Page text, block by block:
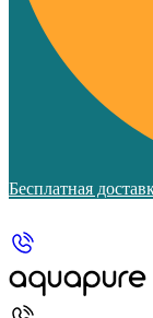
Бесплатная